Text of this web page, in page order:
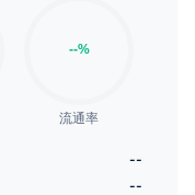
流通率
--
--